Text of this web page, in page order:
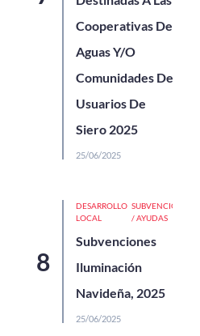
Cooperativas De
Aguas Y/o
Comunidades De
Usuarios De
Siero 2025
25/06/2025
DESARROLLO
LOCAL
SUBVENCIONES
/ AYUDAS
Subvenciones
Iluminación
Navideña, 2025
25/06/2025